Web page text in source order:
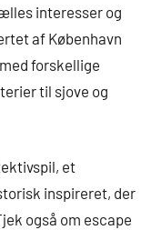
interesser og
af København
forskellige
til sjove og
et
inspireret, der
også om escape